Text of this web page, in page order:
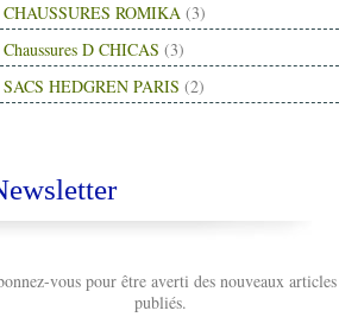
CHAUSSURES ROMIKA (3)
Chaussures D CHICAS (3)
SACS HEDGREN PARIS (2)
vous pour être averti des nouveaux articles
publiés.